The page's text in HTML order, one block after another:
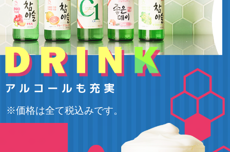
※価格は全て税込みです。